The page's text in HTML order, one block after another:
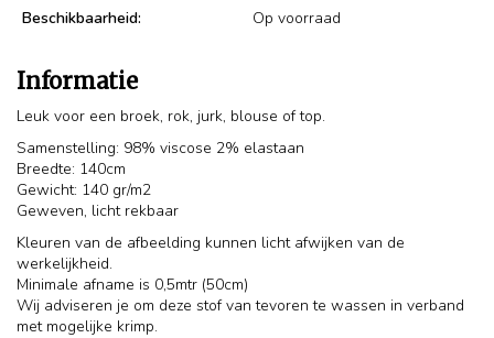
Beschikbaarheid: Op voorraad
Informatie
Leuk voor een broek, rok, jurk, blouse of top.
Samenstelling: 98% viscose 2% elastaan
Breedte: 140cm
Gewicht: 140 gr/m2
Geweven, licht rekbaar
Kleuren van de afbeelding kunnen licht afwijken van de
werkelijkheid.
Minimale afname is 0,5mtr (50cm)
Wij adviseren je om deze stof van tevoren te wassen in verband
met mogelijke krimp.